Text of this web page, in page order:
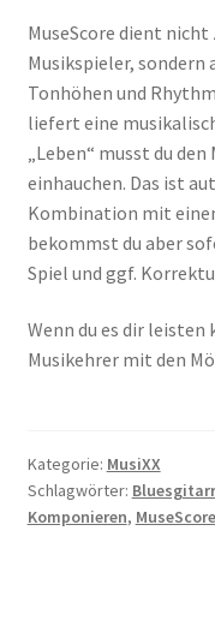
MuseScore dient
Musikspieler, sondern
Tonhöhen und
liefert eine
„Leben“ musst du
einhauchen. Das ist
Kombination mit
bekommst du aber
Spiel und ggf.
Wenn du es dir
Musikehrer mit den
Kategorie: MusiXX
Schlagwörter:
Komponieren, MuseScore